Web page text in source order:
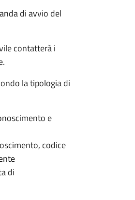
di avvio del
contatterà i
la tipologia di
e
codice
di